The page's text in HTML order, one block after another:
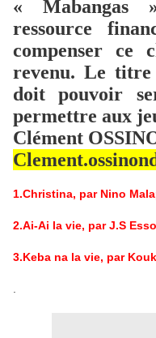
« Mabangas
ressource
compenser ce
revenu. Le
doit pouvoir
permettre aux
Clément
1.Christina, par Nino
2.Ai-Ai la vie, par J.S
3.Keba na la vie, par